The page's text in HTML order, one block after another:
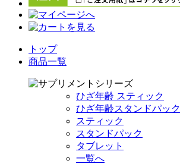
トップ
商品一覧
ひざ年齢 スティック
ひざ年齢スタンドパック
スティック
スタンドパック
タブレット
一覧へ